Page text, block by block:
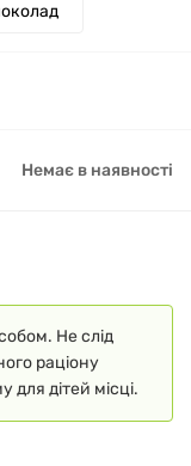
Немає в наявності
Не слід
раціону
дітей місці.